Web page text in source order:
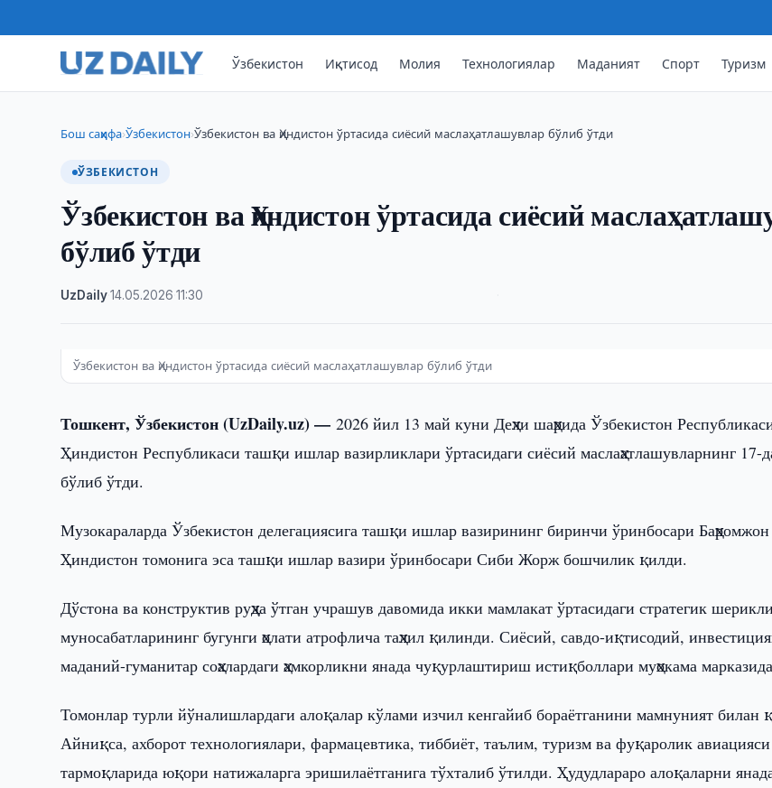
Ўзбекистон Иқтисод Молия Технологиялар Маданият Спорт Туризм
Бош саҳифа›Ўзбекистон›Ўзбекистон ва Ҳиндистон ўртасида сиёсий маслаҳатлашувлар бўлиб ўтди
ЎЗБЕКИСТОН
Ўзбекистон ва Ҳиндистон ўртасида сиёсий
бўлиб ўтди
UzDaily·14.05.2026 ·11:30
Ўзбекистон ва Ҳиндистон ўртасида сиёсий маслаҳатлашувлар бўлиб ўтди
Тошкент, Ўзбекистон (UzDaily.uz) —2026 йил 13 май куни Деҳли шаҳрида Ўзбекистон
Ҳиндистон Республикаси ташқи ишлар вазирликлари ўртасидаги сиёсий маслаҳатлашувларнинг 17-
бўлиб ўтди.
Музокараларда Ўзбекистон делегациясига ташқи ишлар вазирининг биринчи ўринбосари
Ҳиндистон томонига эса ташқи ишлар вазири ўринбосари Сиби Жорж бошчилик қилди.
Дўстона ва конструктив руҳда ўтган учрашув давомида икки мамлакат ўртасидаги стратегик
муносабатларининг бугунги ҳолати атрофлича таҳлил қилинди. Сиёсий, савдо-иқтисодий,
маданий-гуманитар соҳалардаги ҳамкорликни янада чуқурлаштириш истиқболлари муҳокама
Томонлар турли йўналишлардаги алоқалар кўлами изчил кенгайиб бораётганини мамнуният билан
Айниқса, ахборот технологиялари, фармацевтика, тиббиёт, таълим, туризм ва фуқаролик авиацияси
тармоқларида юқори натижаларга эришилаётганига тўхталиб ўтилди. Ҳудудлараро алоқаларни